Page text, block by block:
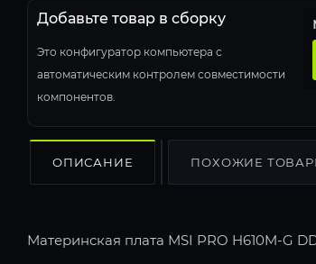
Добавьте товар в сборку
Это конфигуратор компьютера с
автоматическим контролем совместимости
компонентов.
ОПИСАНИЕ ПОХОЖИЕ
Материнская плата MSI PRO H610M-G